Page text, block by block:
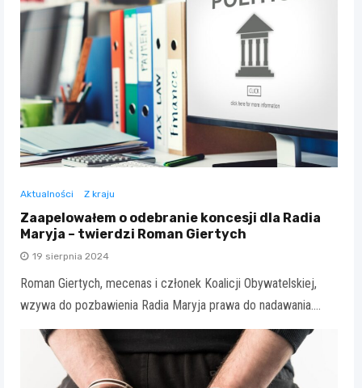
Aktualności Z kraju
Zaapelowałem o odebranie koncesji dla Radia
Maryja – twierdzi Roman Giertych
19 sierpnia 2024
Roman Giertych, mecenas i członek Koalicji Obywatelskiej,
wzywa do pozbawienia Radia Maryja prawa do nadawania.…